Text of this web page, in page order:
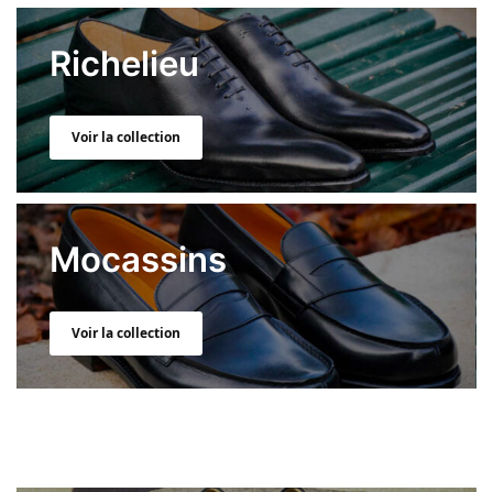
Richelieu
Voir la collection
Mocassins
Voir la collection